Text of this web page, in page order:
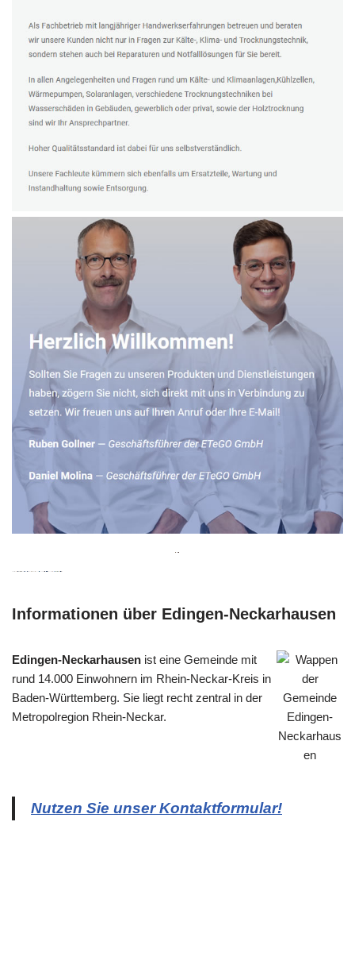
Informationen über Edingen-Neckarhausen
Edingen-Neckarhausen ist eine Gemeinde mit
rund 14.000 Einwohnern im Rhein-Neckar-Kreis in
Baden-Württemberg. Sie liegt recht zentral in der
Metropolregion Rhein-Neckar.
Nutzen Sie unser Kontaktformular!